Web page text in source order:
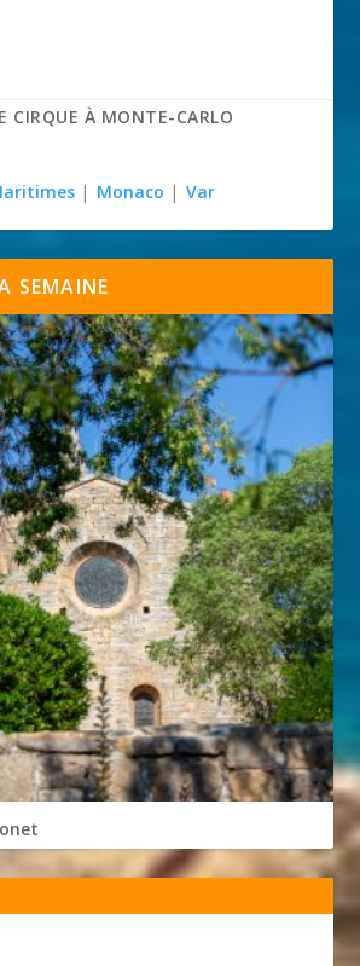
CIRQUE À MONTE-CARLO
| Monaco | Var
SEMAINE